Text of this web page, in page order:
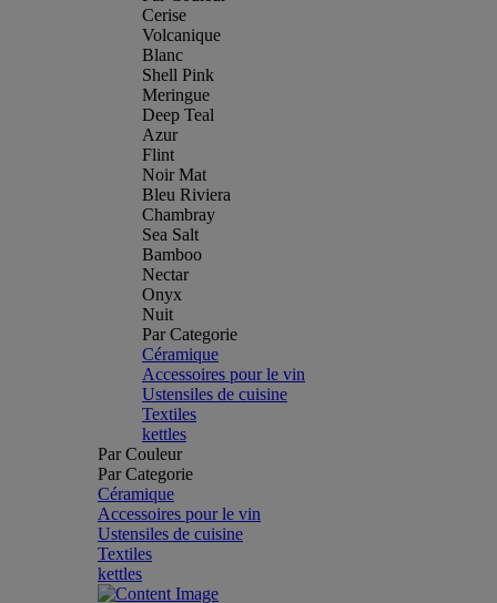
Cerise
Volcanique
Blanc
Shell Pink
Meringue
Deep Teal
Azur
Flint
Noir Mat
Bleu Riviera
Chambray
Sea Salt
Bamboo
Nectar
Onyx
Nuit
Par Categorie
Céramique
Accessoires pour le vin
Ustensiles de cuisine
Textiles
kettles
Par Couleur
Par Categorie
Céramique
Accessoires pour le vin
Ustensiles de cuisine
Textiles
kettles